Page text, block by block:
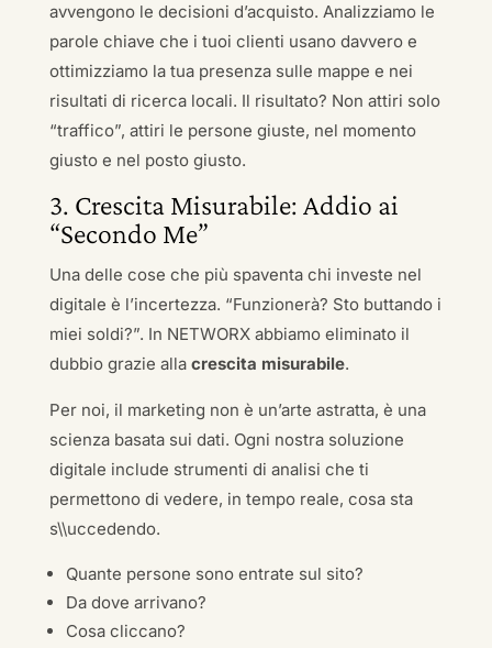
avvengono le decisioni d’acquisto. Analizziamo le
parole chiave che i tuoi clienti usano davvero e
ottimizziamo la tua presenza sulle mappe e nei
risultati di ricerca locali. Il risultato? Non attiri solo
“traffico”, attiri le persone giuste, nel momento
giusto e nel posto giusto.
3. Crescita Misurabile: Addio ai
“Secondo Me”
Una delle cose che più spaventa chi investe nel
digitale è l’incertezza. “Funzionerà? Sto buttando i
miei soldi?”. In NETWORX abbiamo eliminato il
dubbio grazie alla crescita misurabile.
Per noi, il marketing non è un’arte astratta, è una
scienza basata sui dati. Ogni nostra soluzione
digitale include strumenti di analisi che ti
permettono di vedere, in tempo reale, cosa sta
s\\uccedendo.
Quante persone sono entrate sul sito?
Da dove arrivano?
Cosa cliccano?